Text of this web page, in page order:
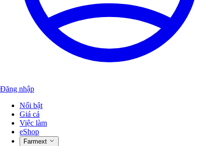
Đăng nhập
Nổi bật
Giá cả
Việc làm
eShop
Farmext